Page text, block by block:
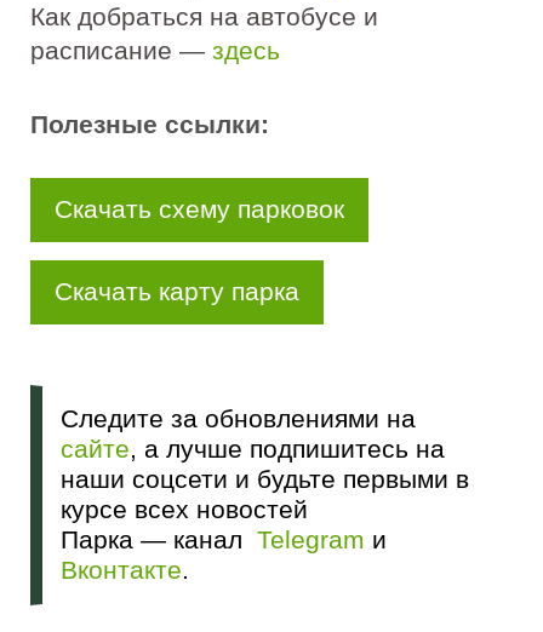
Как добраться на автобусе и
расписание — здесь
Полезные ссылки:
Скачать схему парковок
Скачать карту парка
Следите за обновлениями на
сайте, а лучше подпишитесь на
наши соцсети и будьте первыми в
курсе всех новостей
Парка — канал Telegram и
Вконтакте.